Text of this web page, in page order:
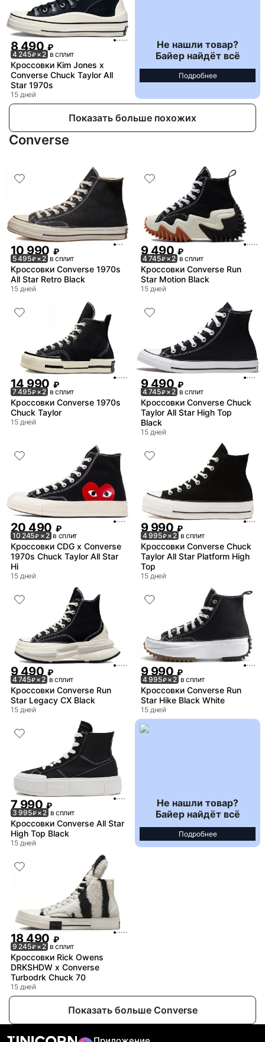
8 490 ₽
4 245₽× 2 в сплит
Кроссовки Kim Jones x
Converse Chuck Taylor All
Star 1970s
15 дней
Не нашли товар?
Байер найдёт всё
Подробнее
Показать больше похожих
Converse
10 990 ₽
5 495₽× 2 в сплит
Кроссовки Converse 1970s
All Star Retro Black
15 дней
9 490 ₽
4 745₽× 2 в сплит
Кроссовки Converse Run
Star Motion Black
15 дней
14 990 ₽
7 495₽× 2 в сплит
Кроссовки Converse 1970s
Chuck Taylor
15 дней
9 490 ₽
4 745₽× 2 в сплит
Кроссовки Converse Chuck
Taylor All Star High Top
Black
15 дней
20 490 ₽
10 245₽ × 2 в сплит
Кроссовки CDG x Converse
1970s Chuck Taylor All Star
Hi
15 дней
9 990 ₽
4 995₽× 2 в сплит
Кроссовки Converse Chuck
Taylor All Star Platform High
Top
15 дней
9 490 ₽
4 745₽× 2 в сплит
Кроссовки Converse Run
Star Legacy CX Black
15 дней
9 990 ₽
4 995₽× 2 в сплит
Кроссовки Converse Run
Star Hike Black White
15 дней
7 990 ₽
3 995₽× 2 в сплит
Кроссовки Converse All Star
High Top Black
15 дней
Не нашли товар?
Байер найдёт всё
Подробнее
18 490 ₽
9 245₽× 2 в сплит
Кроссовки Rick Owens
DRKSHDW x Converse
Turbodrk Chuck 70
15 дней
Показать больше Converse